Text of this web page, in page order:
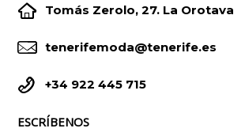

 Tomás Zerolo, 27. La Orotava

 tenerifemoda@tenerife.es

 +34 922 445 715
ESCRÍBENOS